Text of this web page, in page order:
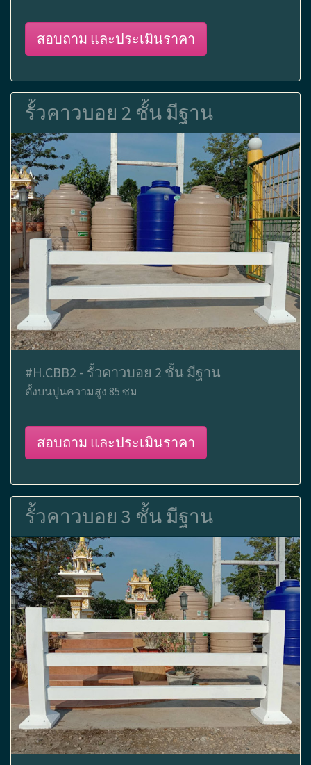
สอบถาม และประเมินราคา
รั้วคาวบอย 2 ชั้น มีฐาน
#H.CBB2 - รั้วคาวบอย 2 ชั้น มีฐาน
ตั้งบนปูนความสูง 85 ซม
สอบถาม และประเมินราคา
รั้วคาวบอย 3 ชั้น มีฐาน